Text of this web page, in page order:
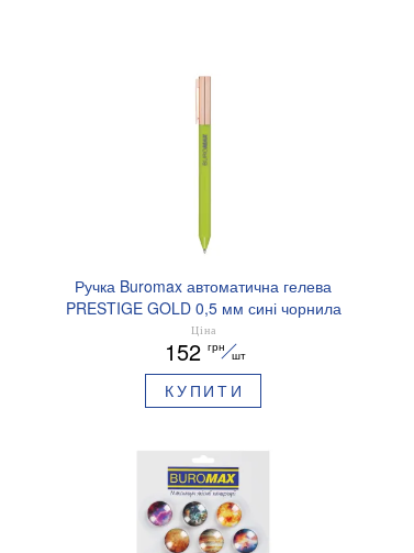
Ручка Buromax автоматична гелева
PRESTIGE GOLD 0,5 мм сині чорнила
BM.83101
Ціна
152 грн
шт
КУПИТИ